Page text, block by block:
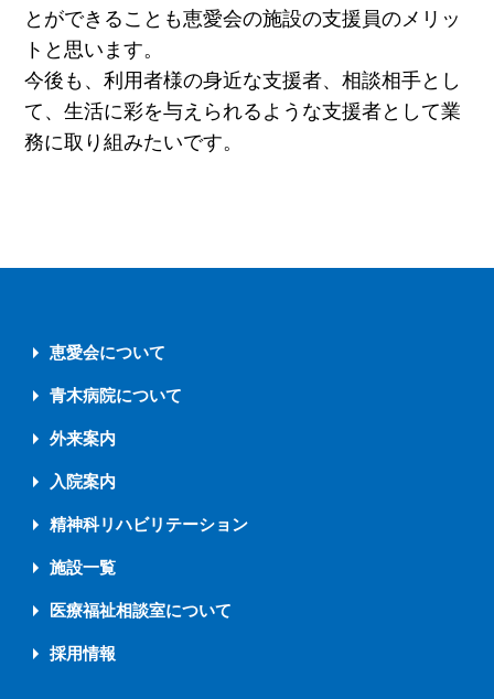
とができることも恵愛会の施設の支援員のメリッ
トと思います。
今後も、利用者様の身近な支援者、相談相手とし
て、生活に彩を与えられるような支援者として業
務に取り組みたいです。
恵愛会について
青木病院について
外来案内
入院案内
精神科リハビリテーション
施設一覧
医療福祉相談室について
採用情報